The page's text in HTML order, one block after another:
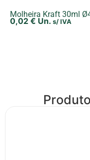
Molheira Kraft 30ml
0,02 € Un. s/ IVA